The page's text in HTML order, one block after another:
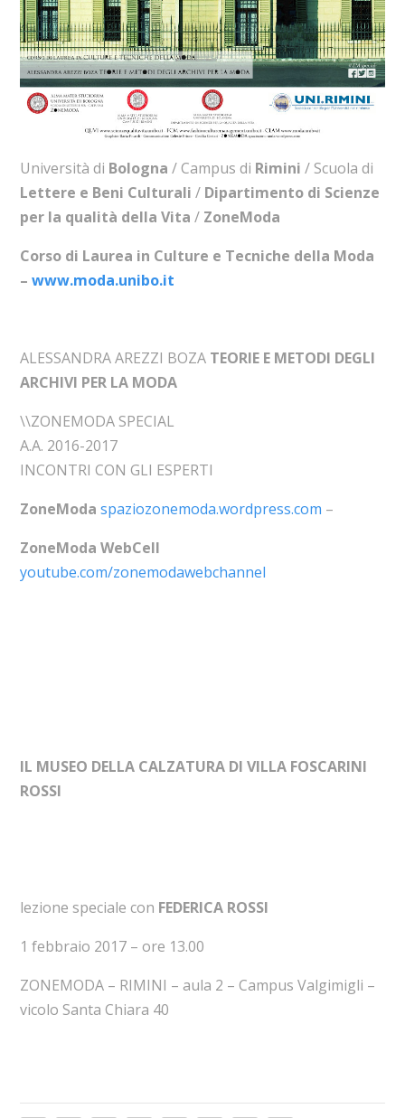
Università di Bologna / Campus di Rimini / Scuola di
Lettere e Beni Culturali / Dipartimento di Scienze
per la qualità della Vita / ZoneModa
Corso di Laurea in Culture e Tecniche della Moda
– www.moda.unibo.it
ALESSANDRA AREZZI BOZATEORIE E METODI DEGLI
ARCHIVI PER LA MODA
\\ZONEMODA SPECIAL
A.A. 2016-2017
INCONTRI CON GLI ESPERTI
ZoneModa spaziozonemoda.wordpress.com –
ZoneModa WebCell
youtube.com/zonemodawebchannel
IL MUSEO DELLA CALZATURA DI VILLA FOSCARINI
ROSSI
lezione speciale con FEDERICA ROSSI
1 febbraio 2017 – ore 13.00
ZONEMODA – RIMINI – aula 2 – Campus Valgimigli –
vicolo Santa Chiara 40